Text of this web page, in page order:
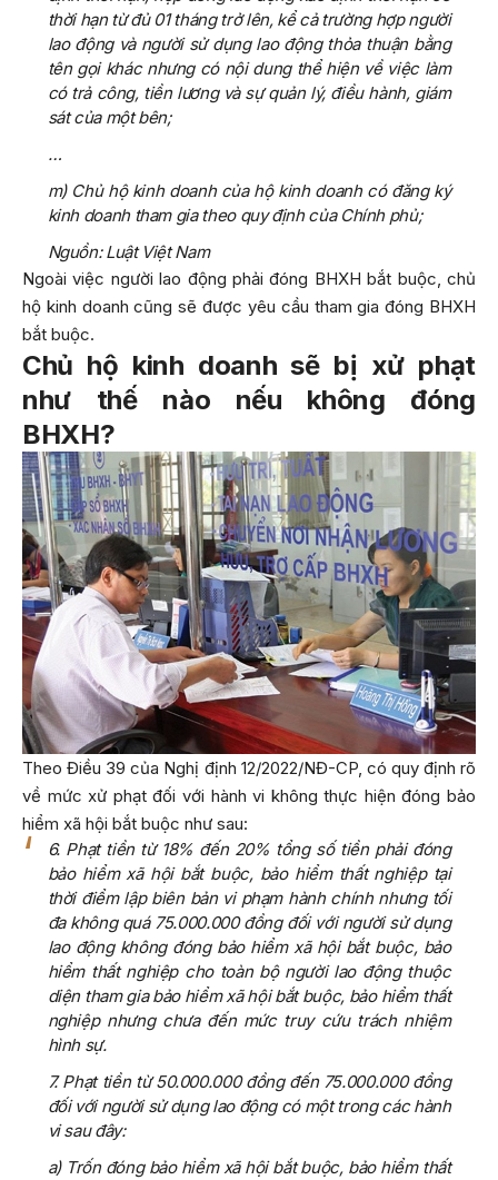
thời hạn từ đủ 01 tháng trở lên, kể cả trường hợp người
lao động và người sử dụng lao động thỏa thuận bằng
tên gọi khác nhưng có nội dung thể hiện về việc làm
có trả công, tiền lương và sự quản lý, điều hành, giám
sát của một bên;
…
m) Chủ hộ kinh doanh của hộ kinh doanh có đăng ký
kinh doanh tham gia theo quy định của Chính phủ;
Nguồn: Luật Việt Nam
Ngoài việc người lao động phải đóng BHXH bắt buộc, chủ
hộ kinh doanh cũng sẽ được yêu cầu tham gia đóng BHXH
bắt buộc.
Chủ hộ kinh doanh sẽ bị xử phạt
như thế nào nếu không đóng
BHXH?
Theo Điều 39 của Nghị định 12/2022/NĐ-CP, có quy định rõ
về mức xử phạt đối với hành vi không thực hiện đóng bảo
hiểm xã hội bắt buộc như sau:
6. Phạt tiền từ 18% đến 20% tổng số tiền phải đóng
bảo hiểm xã hội bắt buộc, bảo hiểm thất nghiệp tại
thời điểm lập biên bản vi phạm hành chính nhưng tối
đa không quá 75.000.000 đồng đối với người sử dụng
lao động không đóng bảo hiểm xã hội bắt buộc, bảo
hiểm thất nghiệp cho toàn bộ người lao động thuộc
diện tham gia bảo hiểm xã hội bắt buộc, bảo hiểm thất
nghiệp nhưng chưa đến mức truy cứu trách nhiệm
hình sự.
7. Phạt tiền từ 50.000.000 đồng đến 75.000.000 đồng
đối với người sử dụng lao động có một trong các hành
vi sau đây:
a) Trốn đóng bảo hiểm xã hội bắt buộc, bảo hiểm thất